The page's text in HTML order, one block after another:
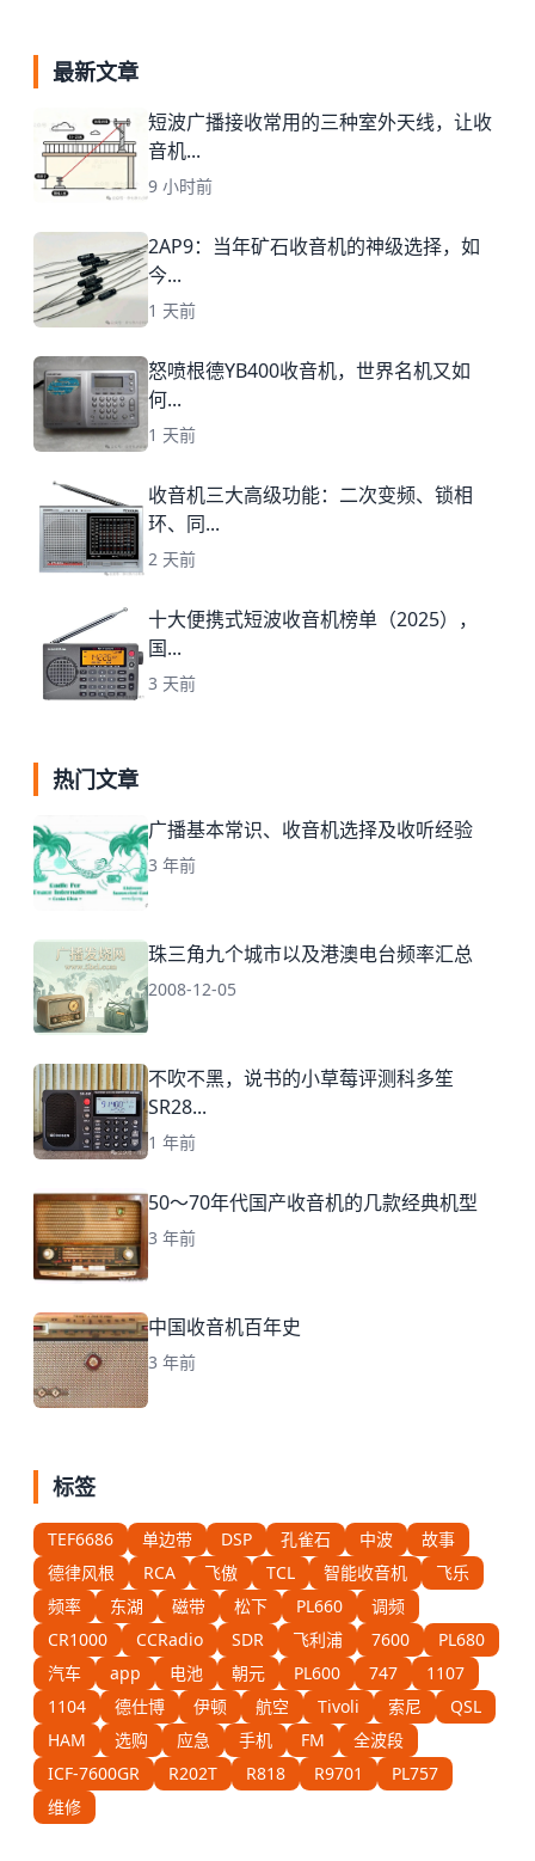
最新文章
短波广播接收常用的三种室外天线，让收
音机...
9 小时前
2AP9：当年矿石收音机的神级选择，如
今...
1 天前
怒喷根德YB400收音机，世界名机又如
何...
1 天前
收音机三大高级功能：二次变频、锁相
环、同...
2 天前
十大便携式短波收音机榜单（2025），
国...
3 天前
热门文章
广播基本常识、收音机选择及收听经验
3 年前
珠三角九个城市以及港澳电台频率汇总
2008-12-05
不吹不黑，说书的小草莓评测科多笙
SR28...
1 年前
50～70年代国产收音机的几款经典机型
3 年前
中国收音机百年史
3 年前
标签
TEF6686 单边带 DSP 孔雀石 中波
故事
德律风根
RCA 飞傲 TCL 智能收音机
飞乐
频率
东湖 磁带 松下 PL660
调频
CR1000
CCRadio SDR 飞利浦 7600
PL680
汽车
app 电池 朝元 PL600 747
1107
1104
德仕博 伊顿 航空 Tivoli 索尼
QSL
HAM
选购 应急 手机 FM
全波段
ICF-7600GR
R202T R818 R9701
PL757
维修